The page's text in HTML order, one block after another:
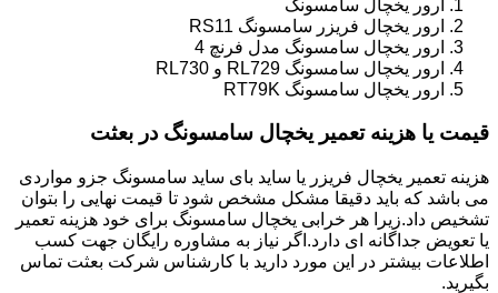
ارور یخچال سامسونگ
ارور یخچال فریزر سامسونگ RS11
ارور یخچال سامسونگ مدل فرنچ 4
ارور یخچال سامسونگ RL729 و RL730
ارور یخچال سامسونگ RT79K
قیمت یا هزینه تعمیر یخچال سامسونگ در بعثت
هزینه تعمیر یخچال فریزر یا ساید بای ساید سامسونگ جزو مواردی
می باشد که باید دقیقا مشکل مشخص شود تا قیمت نهایی را بتوان
تشخیص داد.زیرا هر خرابی یخچال سامسونگ برای خود هزینه تعمیر
یا تعویض جداگانه ای دارد.اگر نیاز به مشاوره رایگان جهت کسب
اطلاعات بیشتر در این مورد دارید با کارشناس شرکت بعثت تماس
بگیرید.